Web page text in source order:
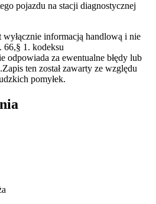
pojazdu na stacji diagnostycznej
wyłącznie informacją handlową i nie
66,§ 1. kodeksu
odpowiada za ewentualne błędy lub
ten został zawarty ze względu
pomyłek.